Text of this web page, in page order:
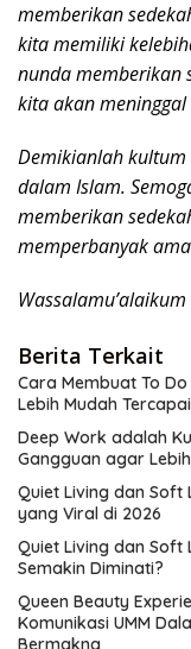
memberikan
kita memiliki
nunda memberikan
kita akan meninggal
Demikianlah kultum
dalam Islam.
memberikan
memperbanyak
Berita Terkait
Cara Membuat To
Lebih Mudah Tercapai
Deep Work adalah
Gangguan agar
Quiet Living dan Soft
yang Viral di 2026
Quiet Living dan Soft
Semakin Diminati?
Queen Beauty
Komunikasi UMM
Bermakna